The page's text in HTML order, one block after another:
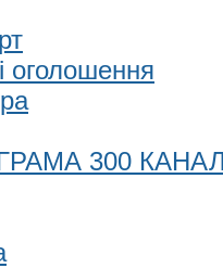
оголошення
300